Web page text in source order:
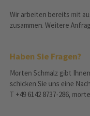
Wir arbeiten bereits mit
zusammen. Weitere
Haben Sie Fragen?
Morten Schmalz gibt
schicken Sie uns eine
T +49 6142 8737-286,